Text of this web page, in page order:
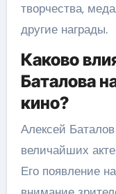
творчества,
другие награды.
Каково
Баталова
кино?
Алексей
величайших
Его появление